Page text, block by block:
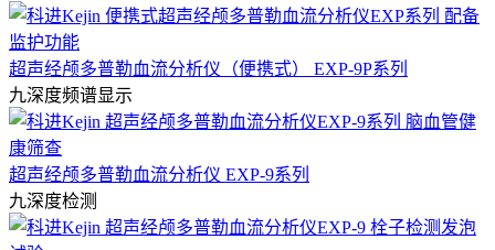
超声经颅多普勒血流分析仪（便携式） EXP-9P系列
九深度频谱显示
超声经颅多普勒血流分析仪 EXP-9系列
九深度检测